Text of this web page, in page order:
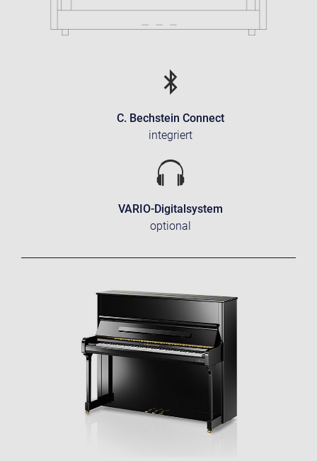
C. Bechstein Connect
integriert
VARIO-Digitalsystem
optional